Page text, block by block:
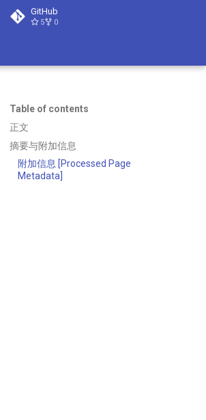
GitHub
5 0
Table of contents
正文
摘要与附加信息
附加信息 [Processed Page
Metadata]